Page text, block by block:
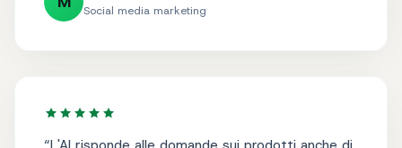
Social media marketing